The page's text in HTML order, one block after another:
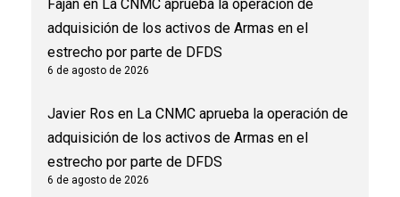
Fajan en La CNMC aprueba la operación de
adquisición de los activos de Armas en el
estrecho por parte de DFDS
6 de agosto de 2026
Javier Ros en La CNMC aprueba la operación de
adquisición de los activos de Armas en el
estrecho por parte de DFDS
6 de agosto de 2026